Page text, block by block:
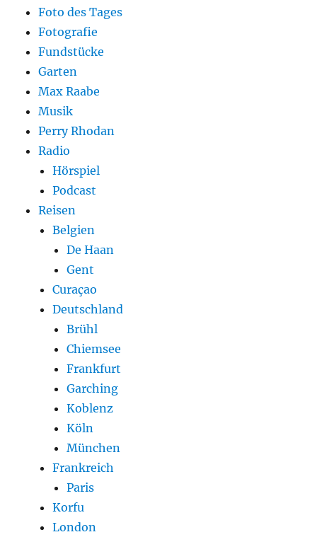
Foto des Tages
Fotografie
Fundstücke
Garten
Max Raabe
Musik
Perry Rhodan
Radio
Hörspiel
Podcast
Reisen
Belgien
De Haan
Gent
Curaçao
Deutschland
Brühl
Chiemsee
Frankfurt
Garching
Koblenz
Köln
München
Frankreich
Paris
Korfu
London